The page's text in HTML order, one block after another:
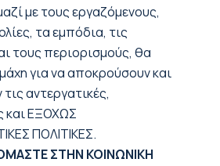
με τους εργαζόμενους,
τα εμπόδια, τις
τους περιορισμούς, θα
για να αποκρούσουν και
αντεργατικές,
και ΕΞΟΧΩΣ
ΠΟΛΙΤΙΚΕΣ.
ΣΤΗΝ ΚΟΙΝΩΝΙΚΗ